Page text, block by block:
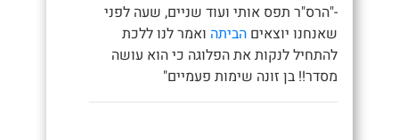
-"הרס"ר תפס אותי ועוד שניים, שעה לפני
שאנחנו יוצאיםהביתה ואמר לנו ללכת
להתחיל לנקות את הפלוגה כי הוא עושה
מסדר!! בן זונה שימות פעמיים"